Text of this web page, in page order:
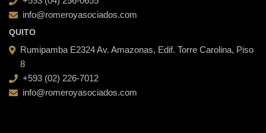
info@romeroyasociados.com
QUITO
Rumipamba E2324 Av. Amazonas, Edif. Torre Carolina, Piso
8
+593 (02) 226-7012
info@romeroyasociados.com